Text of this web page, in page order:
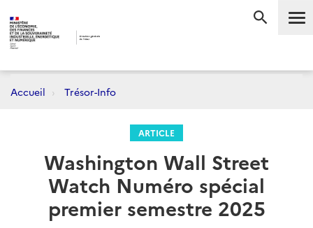
Accueil Trésor-Info
ARTICLE
Washington Wall Street
Watch Numéro spécial
premier semestre 2025